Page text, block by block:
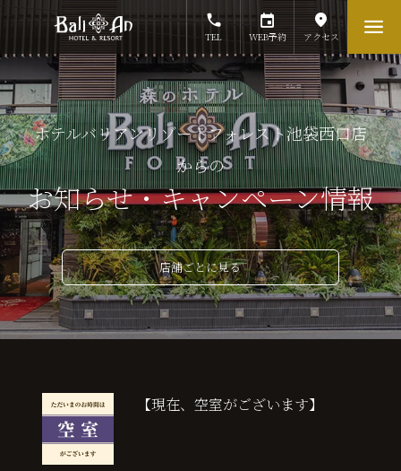
TEL WEB予約 アクセス
ホテルバリアンリゾートフォレスト池袋西口店
からの
お知らせ・キャンペーン情報
店舗ごとに見る
【現在、空室がございます】